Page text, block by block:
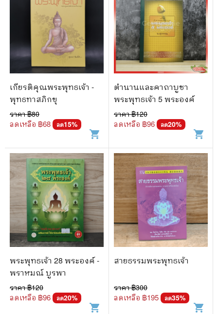
เกียรติคุณพระพุทธเจ้า -
พุทธทาสภิกขุ
ราคา ฿80
ลดเหลือ ฿68 ลด15%
shopping_cart
ตำนานและคาถาบูชา
พระพุทธเจ้า 5 พระองค์
ราคา ฿120
ลดเหลือ ฿96 ลด20%
shopping_cart
พระพุทธเจ้า 28 พระองค์ -
พราหมณ์ บูรพา
ราคา ฿120
ลดเหลือ ฿96 ลด20%
shopping_cart
สายธรรมพระพุทธเจ้า
ราคา ฿300
ลดเหลือ ฿195 ลด35%
shopping_cart